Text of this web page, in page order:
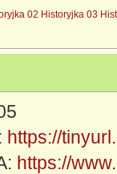
02 Historyjka 03
https://
https://